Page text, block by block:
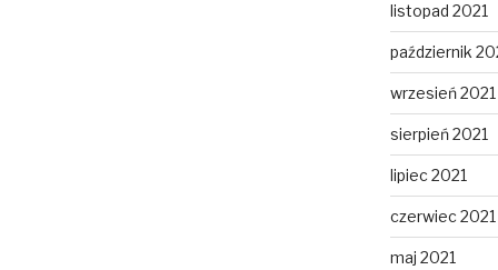
listopad 2021
październik
wrzesień 2021
sierpień 2021
lipiec 2021
czerwiec 2021
maj 2021